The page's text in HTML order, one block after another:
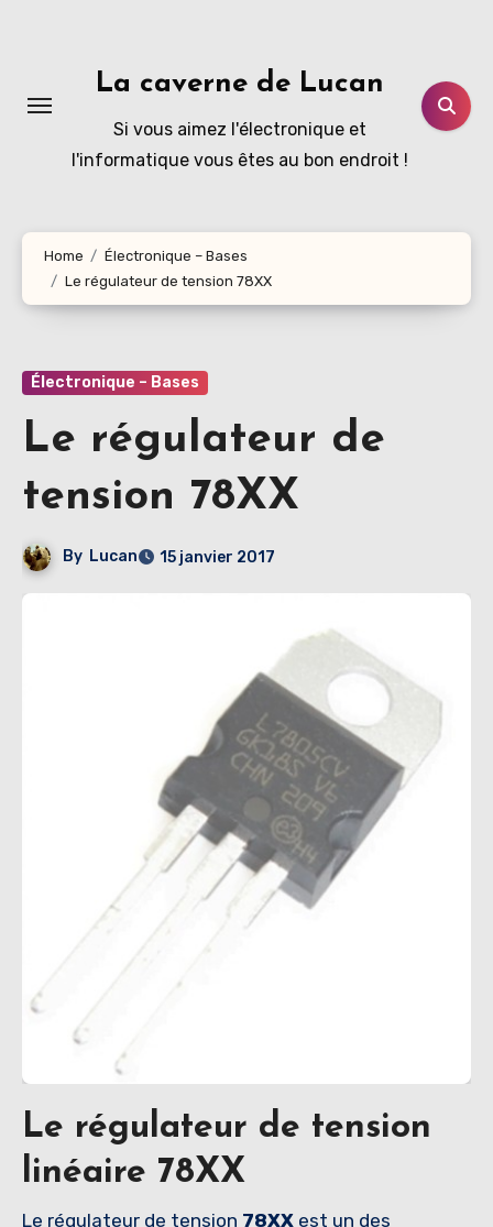
principal
La caverne de Lucan
Si vous aimez l'électronique et
l'informatique vous êtes au bon endroit !
Home
Électronique – Bases
Le régulateur de tension 78XX
Électronique – Bases
Le régulateur de
tension 78XX
By Lucan 15 janvier 2017
Le régulateur de tension
linéaire 78XX
Le régulateur de tension 78XX est un des